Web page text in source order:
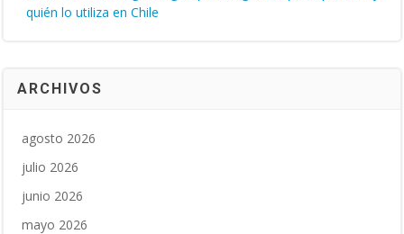
quién lo utiliza en Chile
ARCHIVOS
agosto 2026
julio 2026
junio 2026
mayo 2026